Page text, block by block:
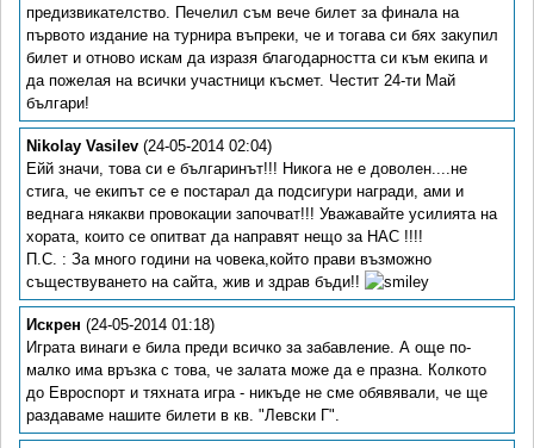
предизвикателство. Печелил съм вече билет за финала на
първото издание на турнира въпреки, че и тогава си бях закупил
билет и отново искам да изразя благодарността си към екипа и
да пожелая на всички участници късмет. Честит 24-ти Май
българи!
Nikolay Vasilev (24-05-2014 02:04)
Ейй значи, това си е българинът!!! Никога не е доволен....не
стига, че екипът се е постарал да подсигури награди, ами и
веднага някакви провокации започват!!! Уважавайте усилията на
хората, които се опитват да направят нещо за НАС !!!!
П.С. : За много години на човека,който прави възможно
съществуването на сайта, жив и здрав бъди!!
Искрен (24-05-2014 01:18)
Играта винаги е била преди всичко за забавление. А още по-
малко има връзка с това, че залата може да е празна. Колкото
до Евроспорт и тяхната игра - никъде не сме обявявали, че ще
раздаваме нашите билети в кв. "Левски Г".